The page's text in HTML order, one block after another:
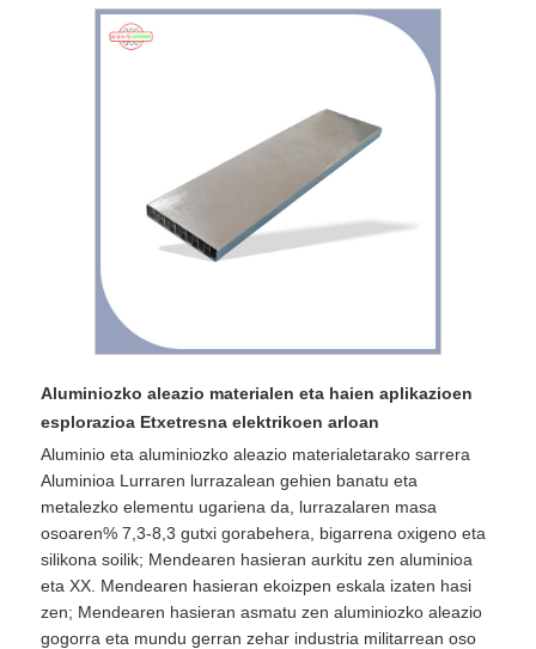
Aluminiozko aleazio materialen eta haien aplikazioen
esplorazioa Etxetresna elektrikoen arloan
Aluminio eta aluminiozko aleazio materialetarako sarrera
Aluminioa Lurraren lurrazalean gehien banatu eta
metalezko elementu ugariena da, lurrazalaren masa
osoaren% 7,3-8,3 gutxi gorabehera, bigarrena oxigeno eta
silikona soilik; Mendearen hasieran aurkitu zen aluminioa
eta XX. Mendearen hasieran ekoizpen eskala izaten hasi
zen; Mendearen hasieran asmatu zen aluminiozko aleazio
gogorra eta mundu gerran zehar industria militarrean oso